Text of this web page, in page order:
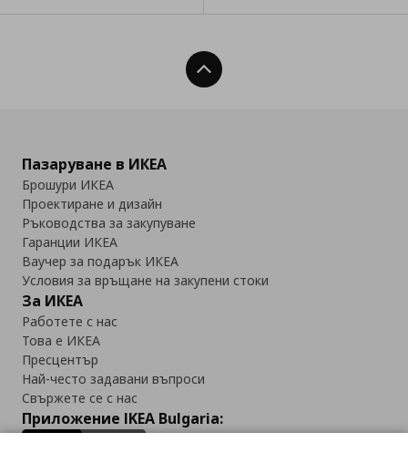
Нагоре
Пазаруване в ИКЕА
Брошури ИКЕА
Проектиране и дизайн
Ръководства за закупуване
Гаранции ИКЕА
Ваучер за подарък ИКЕА
Условия за връщане на закупени стоки
За ИКЕА
Работете с нас
Това е ИКЕА
Пресцентър
Най-често задавани въпроси
Свържете се с нас
Приложение IKEA Bulgaria: